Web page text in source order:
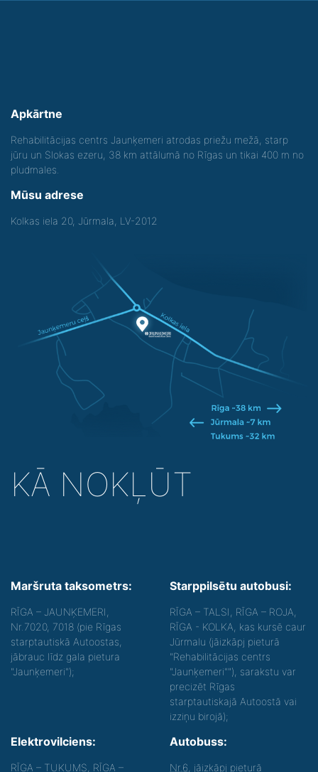
Apkārtne
Rehabilitācijas centrs Jaunķemeri atrodas priežu mežā, starp
jūru un Slokas ezeru, 38 km attālumā no Rīgas un tikai 400 m no
pludmales.
Mūsu adrese
Kolkas iela 20, Jūrmala, LV-2012
KĀ NOKĻŪT
Maršruta taksometrs:
RĪGA – JAUNĶEMERI,
Nr.7020, 7018 (pie Rīgas
starptautiskā Autoostas,
jābrauc līdz gala pietura
"Jaunķemeri");
Starppilsētu autobusi:
RĪGA – TALSI, RĪGA – ROJA,
RĪGA - KOLKA, kas kursē caur
Jūrmalu (jāizkāpj pieturā
"Rehabilitācijas centrs
"Jaunķemeri""), sarakstu var
precizēt Rīgas
starptautiskajā Autoostā vai
izziņu birojā);
Elektrovilciens:
RĪGA – TUKUMS, RĪGA –
Autobuss:
Nr.6 , jāizkāpj pieturā